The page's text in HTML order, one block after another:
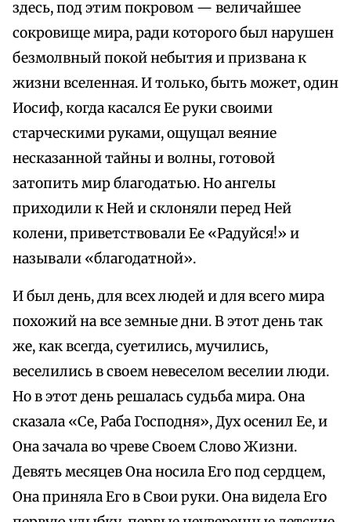
здесь, под этим покровом — величайшее
сокровище мира, ради которого был нарушен
безмолвный покой небытия и призвана к
жизни вселенная. И только, быть может, один
Иосиф, когда касался Ее руки своими
старческими руками, ощущал веяние
несказанной тайны и волны, готовой
затопить мир благодатью. Но ангелы
приходили к Ней и склоняли перед Ней
колени, приветствовали Ее «Радуйся!» и
называли «благодатной».
И был день, для всех людей и для всего мира
похожий на все земные дни. В этот день так
же, как всегда, суетились, мучились,
веселились в своем невеселом веселии люди.
Но в этот день решалась судьба мира. Она
сказала «Се, Раба Господня», Дух осенил Ее, и
Она зачала во чреве Своем Слово Жизни.
Девять месяцев Она носила Его под сердцем,
Она приняла Его в Свои руки. Она видела Его